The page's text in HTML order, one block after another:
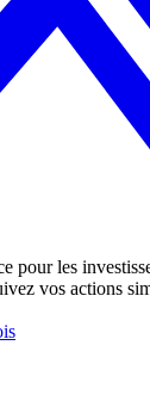
pour les
vos actions